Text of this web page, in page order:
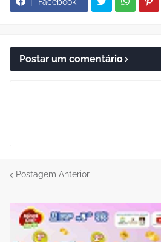
Postar um comentário
Postagem Anterior